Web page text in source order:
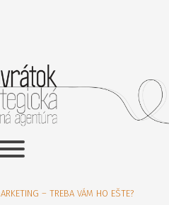
– TREBA VÁM HO EŠTE?